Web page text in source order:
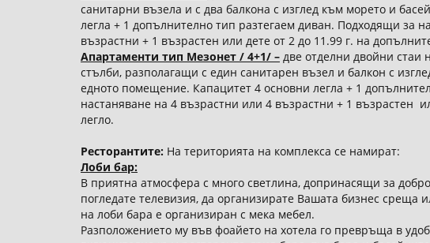
санитарни възела и с два балкона с изглед към морето и
легла + 1 допълнително тип разтегаем диван. Подходящи за
възрастни + 1 възрастен или дете от 2 до 11.99 г. на
Апартаменти тип Мезонет / 4+1/ – две отделни двойни стаи
стълби, разполагащи с един санитарен възел и балкон с
едното помещение. Капацитет 4 основни легла + 1
настаняване на 4 възрастни или 4 възрастни + 1 възрастен
легло.
Ресторантите: На територията на комплекса се намират:
Лоби бар:
В приятна атмосфера с много светлина, допринасящи за
погледате телевизия, да организирате Вашата бизнес среща
на лоби бара е организиран с мека мебел.
Разположението му във фоайето на хотела го превръща в